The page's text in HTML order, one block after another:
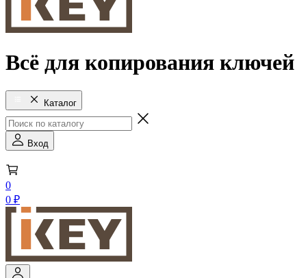
Всё для копирования ключей
Каталог
Вход
0
0 ₽